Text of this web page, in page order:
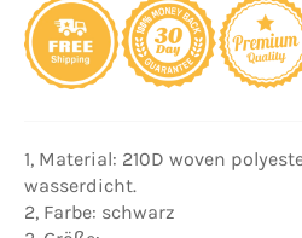
1, Material: 210D woven
wasserdicht.
2, Farbe: schwarz